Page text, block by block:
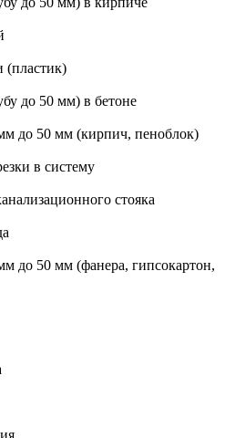
(пластик)
до 50 мм) в бетоне
до 50 мм (кирпич, пеноблок)
в систему
стояка
до 50 мм (фанера, гипсокартон,